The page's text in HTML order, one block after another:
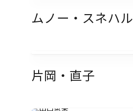
ムノー・スネハル
片岡・直子